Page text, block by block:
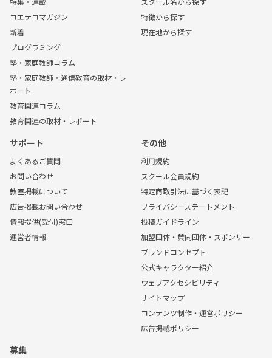
コエテコマガジン
新着
プログラミング
塾・家庭教師コラム
塾・家庭教師・通信教育の取材・レ
ポート
教育関連コラム
教育関連の取材・レポート
特徴から探す
現在地から探す
サポート
よくあるご質問
お問い合わせ
教室掲載について
広告掲載お問い合わせ
情報提供(受付)窓口
運営者情報
その他
利用規約
スクール会員規約
特定商取引法に基づく表記
プライバシーステートメント
投稿ガイドライン
加盟団体・賛同団体・スポンサー
ブランドコンセプト
公式キャラクター紹介
ウェブアクセシビリティ
サイトマップ
コンテンツ制作・運営ポリシー
広告掲載ポリシー
募集